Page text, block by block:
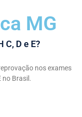
MG
C, D e E?
nos exames
no Brasil.